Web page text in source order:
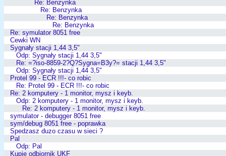
Re: Benzynka
Re: Benzynka
Re: Benzynka
Re: Benzynka
Re: symulator 8051 free
Cewki WN
Sygnały stacji 1,44 3,5"
Odp: Sygnały stacji 1,44 3,5"
Re: =?iso-8859-2?Q?Sygna=B3y?= stacji 1,44 3,5"
Odp: Sygnały stacji 1,44 3,5"
Protel 99 - ECR !!!- co robic
Re: Protel 99 - ECR !!!- co robic
Re: 2 komputery - 1 monitor, mysz i keyb.
Odp: 2 komputery - 1 monitor, mysz i keyb.
Re: 2 komputery - 1 monitor, mysz i keyb.
symulator - debugger 8051 free
sym/debug 8051 free - poprawka
Spedzasz duzo czasu w sieci ?
Pal
Odp: Pal
Kupie odbiornik UKF